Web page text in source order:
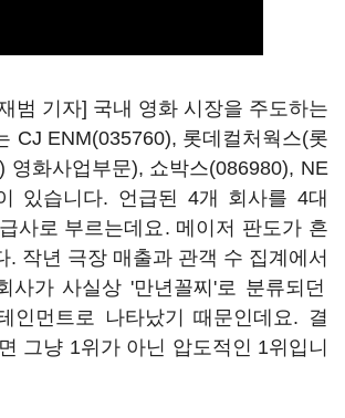
범 기자] 국내 영화 시장을 주도하는
CJ ENM(035760), 롯데컬처웍스(롯
영화사업부문), 쇼박스(086980), NE
있습니다. 언급된 4개 회사를 4대
사로 부르는데요. 메이저 판도가 흔
. 작년 극장 매출과 관객 수 집계에서
사가 사실상 '만년꼴찌'로 분류되던
인먼트로 나타났기 때문인데요. 결
그냥 1위가 아닌 압도적인 1위입니